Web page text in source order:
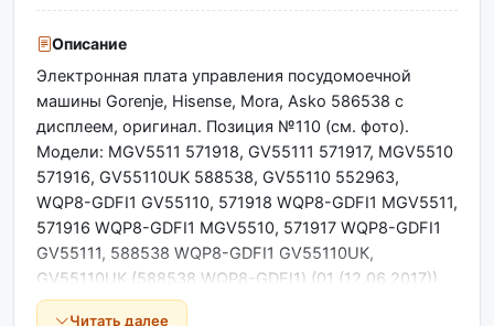
Описание
Электронная плата управления посудомоечной
машины Gorenje, Hisense, Mora, Asko 586538 с
дисплеем, оригинал. Позиция №110 (см. фото).
Модели: MGV5511 571918, GV55111 571917, MGV5510
571916, GV55110UK 588538, GV55110 552963,
WQР8-GDFI1 GV55110, 571918 WQР8-GDFI1 МGV5511,
571916 WQР8-GDFI1 МGV5510, 571917 WQР8-GDFI1
GV55111, 588538 WQР8-GDFI1 GV55110UК,
GV55110UК (588538 WQР8-GDFI1) (01 (12.06.2017))
МGV5511 (571918 WQР8-GDFI1) (01 (06.09.2016))
Читать далее